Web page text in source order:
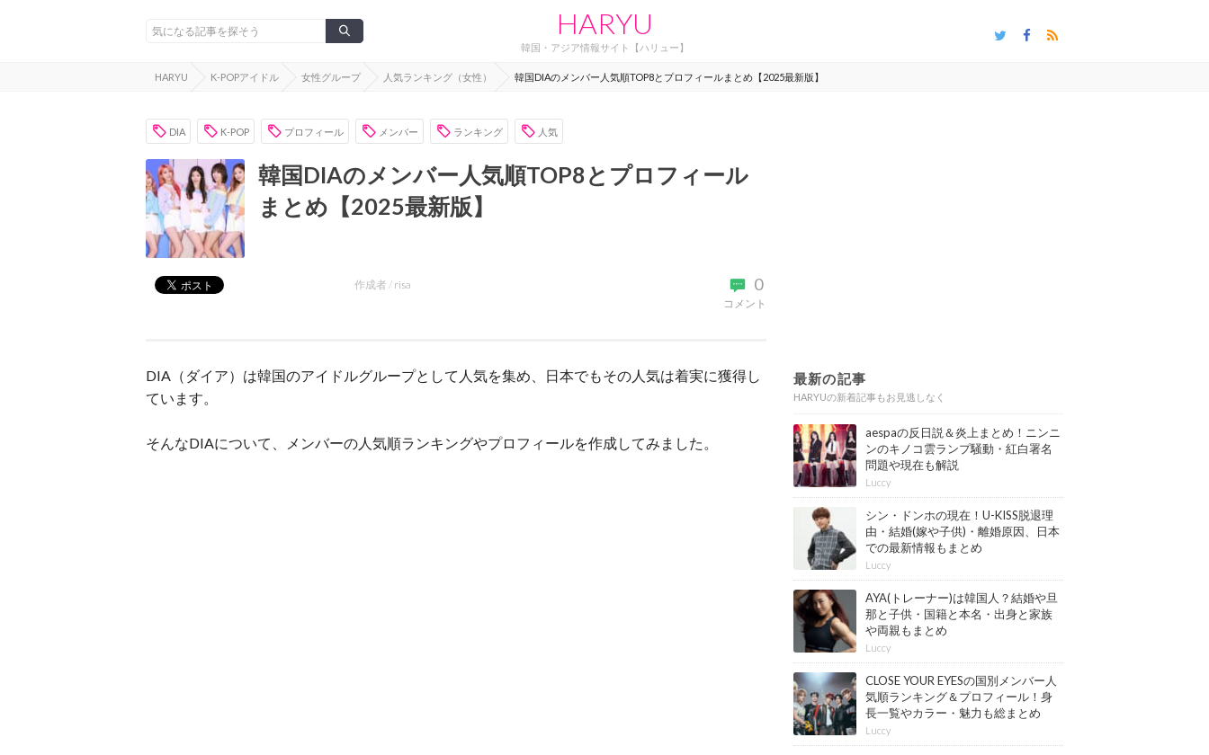
HARYU
韓国・アジア情報サイト【ハリュー】
HARYU K-POPアイドル 女性グループ 人気ランキング（女性） 韓国DIAのメンバー人気順TOP8とプロフィールまとめ【2025最新版】
DIA K-POP プロフィール メンバー ランキング 人気
韓国DIAのメンバー人気順TOP8とプロフィール
まとめ【2025最新版】
0
コメント
作成者 / risa
DIA（ダイア）は韓国のアイドルグループとして人気を集め、日本でもその人気は着実に獲得し
ています。
そんなDIAについて、メンバーの人気順ランキングやプロフィールを作成してみました。
最新の記事
HARYUの新着記事もお見逃しなく
aespaの反日説＆炎上まとめ！ニンニ
ンのキノコ雲ランプ騒動・紅白署名
問題や現在も解説
Luccy
シン・ドンホの現在！U-KISS脱退理
由・結婚(嫁や子供)・離婚原因、日本
での最新情報もまとめ
Luccy
AYA(トレーナー)は韓国人？結婚や旦
那と子供・国籍と本名・出身と家族
や両親もまとめ
Luccy
CLOSE YOUR EYESの国別メンバー人
気順ランキング＆プロフィール！身
長一覧やカラー・魅力も総まとめ
【最新版】
Luccy